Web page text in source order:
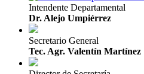
Intendente Departamental
Dr. Alejo Umpiérrez
Secretario General
Tec. Agr. Valentín Martínez